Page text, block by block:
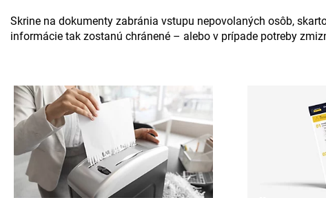
Skrine na dokumenty zabránia vstupu nepovolaných osôb,
informácie tak zostanú chránené – alebo v prípade potreby